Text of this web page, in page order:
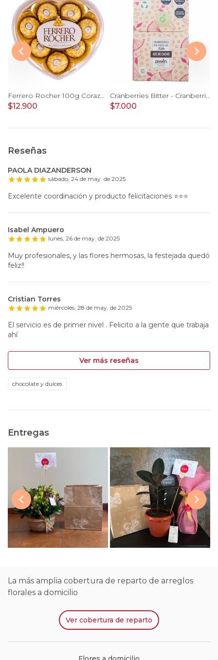
Ferrero Rocher 100g Corazón
$12.900
Cranberries Bitter - Cranberries bañados chocolate 62% cacao Piwen
$7.000
Reseñas
PAOLA DIAZANDERSON
sábado, 24 de may. de 2025
Excelente coordinación y producto felicitaciones ⭐️⭐️⭐️
Isabel Ampuero
lunes, 26 de may. de 2025
Muy profesionales, y las flores hermosas, la festejada quedó
feliz!!
Cristian Torres
miércoles, 28 de may. de 2025
El servicio es de primer nivel . Felicito a la gente que trabaja
ahí
Ver más reseñas
chocolate y dulces
Entregas
La más amplia cobertura de reparto de arreglos
florales a domicilio
Ver cobertura de reparto